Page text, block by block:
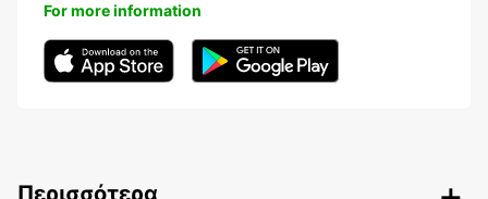
For more information